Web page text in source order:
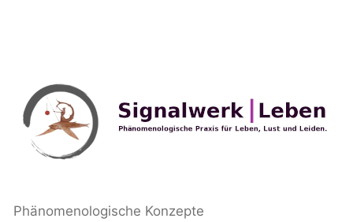
Phänomenologische Konzepte